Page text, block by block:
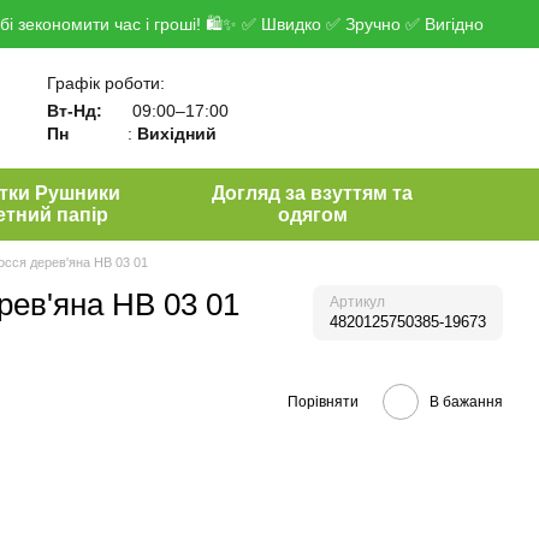
час і гроші! 🛍✨ ✅ Швидко ✅ Зручно ✅ Вигідно
Графік роботи:
Вт-Нд:
09:00–17:00
Пн
: Вихідний
Рушники
папір
Догляд за взуттям та
одягом
дерев'яна HB 03 01
HB 03 01 Артикул
4820125750385-19673
Порівняти В бажання